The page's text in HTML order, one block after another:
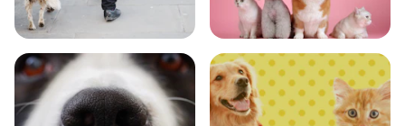
おでかけ 図鑑